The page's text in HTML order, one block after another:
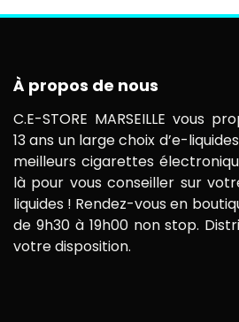
À propos de nous
C.E-STORE MARSEILLE vous
13 ans un large choix d’e-
meilleurs cigarettes
là pour vous conseiller sur
liquides ! Rendez-vous en
de 9h30 à 19h00 non stop.
votre disposition.